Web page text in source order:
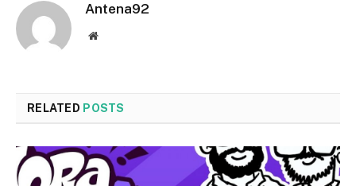
Antena92
Website
RELATED POSTS